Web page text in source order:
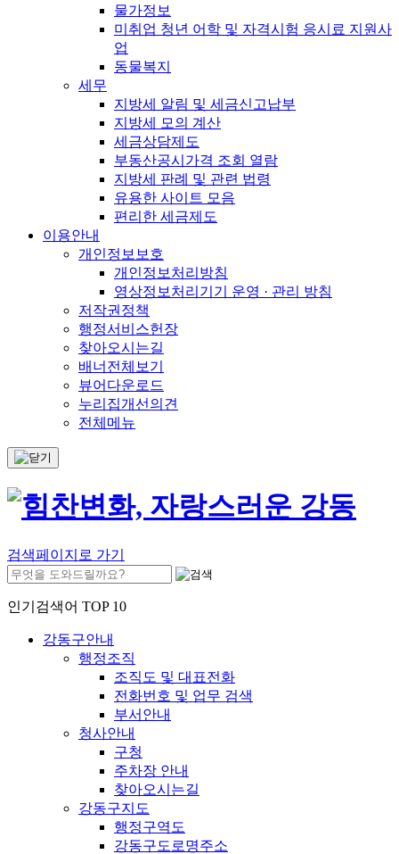
물가정보
미취업 청년 어학 및 자격시험 응시료 지원사
업
동물복지
세무
지방세 알림 및 세금신고납부
지방세 모의 계산
세금상담제도
부동산공시가격 조회 열람
지방세 판례 및 관련 법령
유용한 사이트 모음
편리한 세금제도
이용안내
개인정보보호
개인정보처리방침
영상정보처리기기 운영 · 관리 방침
저작권정책
행정서비스헌장
찾아오시는길
배너전체보기
뷰어다운로드
누리집개선의견
전체메뉴
검색페이지로 가기
인기검색어 TOP 10
강동구안내
행정조직
조직도 및 대표전화
전화번호 및 업무 검색
부서안내
청사안내
구청
주차장 안내
찾아오시는길
강동구지도
행정구역도
강동구도로명주소